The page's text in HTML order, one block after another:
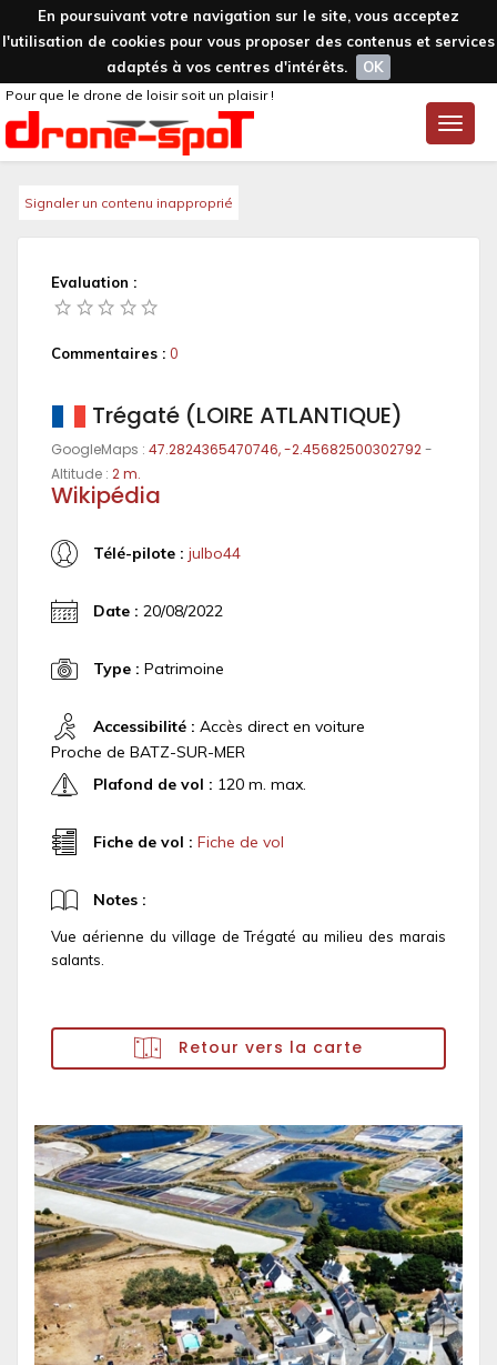
En poursuivant votre navigation sur le site, vous acceptez
l'utilisation de cookies pour vous proposer des contenus et services
adaptés à vos centres d'intérêts.
OK
Toggle
Pour que le drone de loisir soit un plaisir !
Signaler un contenu inapproprié
Evaluation :
Commentaires : 0
Trégaté (LOIRE ATLANTIQUE)
GoogleMaps : 47.2824365470746, -2.45682500302792-
Altitude : 2 m.
Wikipédia
Télé-pilote : julbo44
Date : 20/08/2022
Type : Patrimoine
Accessibilité : Accès direct en voiture
Proche de BATZ-SUR-MER
Plafond de vol : 120 m. max.
Fiche de vol : Fiche de vol
Notes :
Vue aérienne du village de Trégaté au milieu des marais
salants.
Retour vers la carte